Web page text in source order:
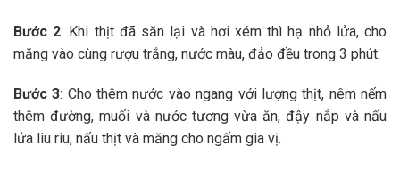
Bước 2: Khi thịt đã săn lại và hơi xém thì hạ nhỏ lửa, cho
măng vào cùng rượu trắng, nước màu, đảo đều trong 3 phút.
Bước 3: Cho thêm nước vào ngang với lượng thịt, nêm nếm
thêm đường, muối và nước tương vừa ăn, đậy nắp và nấu
lửa liu riu, nấu thịt và măng cho ngấm gia vị.